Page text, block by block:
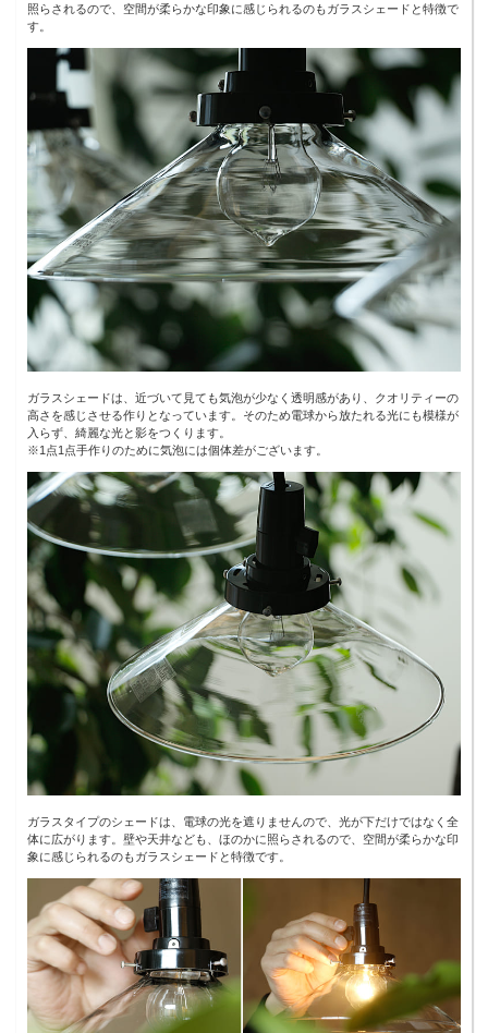
照らされるので、空間が柔らかな印象に感じられるのもガラスシェードと特徴で
す。
ガラスシェードは、近づいて見ても気泡が少なく透明感があり、クオリティーの
高さを感じさせる作りとなっています。そのため電球から放たれる光にも模様が
入らず、綺麗な光と影をつくります。
※1点1点手作りのために気泡には個体差がございます。
ガラスタイプのシェードは、電球の光を遮りませんので、光が下だけではなく全
体に広がります。壁や天井なども、ほのかに照らされるので、空間が柔らかな印
象に感じられるのもガラスシェードと特徴です。